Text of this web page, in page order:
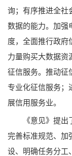
询；有序推进全社
数据的能力。加强
度，全面推行政府
力量购买大数据资
征信服务。推动征
专业化征信服务；
展信用服务业。
《意见》提出了
完善标准规范、加
设、明确任务分工